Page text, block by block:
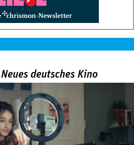
deutsches Kino